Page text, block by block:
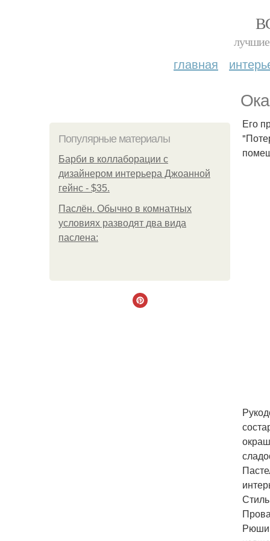
лучшие
главная
Популярные материалы
Барби в коллаборации с
дизайнером интерьера Джоанной
гейнс - $35.
Паслён. Обычно в комнатных
условиях разводят два вида
паслена:
Его
Рюши